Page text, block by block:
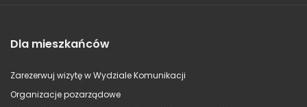
Dla mieszkańców
Zarezerwuj wizytę w Wydziale Komunikacji
Organizacje pozarządowe